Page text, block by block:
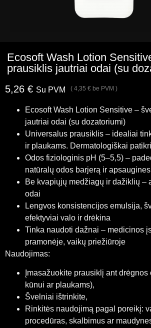
Ecosoft Wash Lotion
prausiklis jautriai odai (su
5,26 € Su PVM ( 4,35 € be PVM )
Ecosoft Wash Lotion Sensitive –
jautriai odai (su dozatoriumi)
Universalus prausiklis – idealiai
ir plaukams. Dermatologiškai
Odos fiziologinis pH (5–5,5) –
natūralų odos barjerą ir
Be kvapiųjų medžiagų ir dažiklių –
odai
Lengvos konsistencijos emulsija,
efektyviai valo ir drėkina
Tinka naudoti dažnai – medicinos
pramonėje, vaikų priežiūroje
Naudojimas:
Įmasažuokite prausiklį ant drėgnos
kūnui ar plaukams),
Švelniai ištrinkite,
Rinkitės naudojimą pagal poreikį:
procedūras, skalbimus ar